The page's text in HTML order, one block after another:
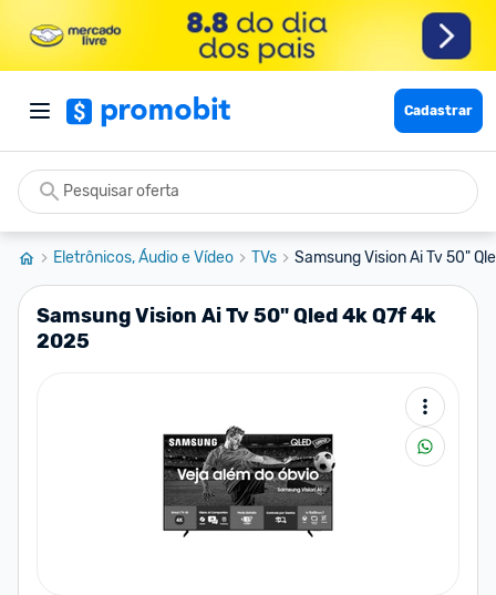
Cadastrar
Eletrônicos, Áudio e Vídeo TVs Samsung Vision Ai Tv 50"
Samsung Vision Ai Tv 50" Qled 4k Q7f 4k
2025